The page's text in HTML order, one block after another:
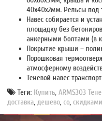
40х40х2мм. Рельсы
Навес собирается и
площадку без
анкерными болтами (в
Покрытие крыши –
Порошковая
атмосферному
Теневой навес
Теги: Купить, ARMS303
доставка, дешево, со, скидками